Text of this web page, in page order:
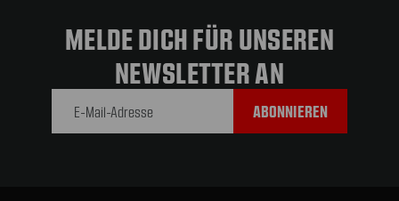
MELDE DICH FÜR UNSEREN
NEWSLETTER AN